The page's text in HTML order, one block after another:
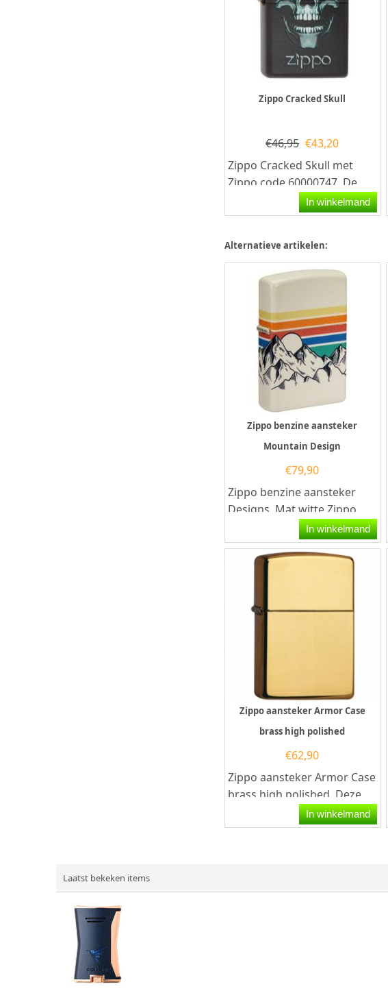
Zippo Cracked Skull
€46,95 €43,20
Zippo Cracked Skull met
Zippo code 60000747. De
zippo heeft een zwart matte
afwerking met aan de...
In winkelmand
Alternatieve artikelen:
Zippo benzine aansteker
Mountain Design
€79,90
Zippo benzine aansteker
Designs. Mat witte Zippo
benzine aansteker met aan
de voorzijde een...
In winkelmand
Zippo aansteker Armor Case
brass high polished
€62,90
Zippo aansteker Armor Case
brass high polished. Deze
Zippo aansteker heeft een
hoogglans messing...
In winkelmand
Laatst bekeken items